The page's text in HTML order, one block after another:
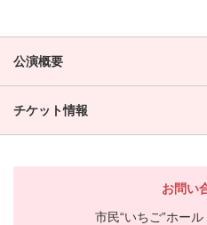
公演概要
チケット情報
お問い
市民“いちご”ホール